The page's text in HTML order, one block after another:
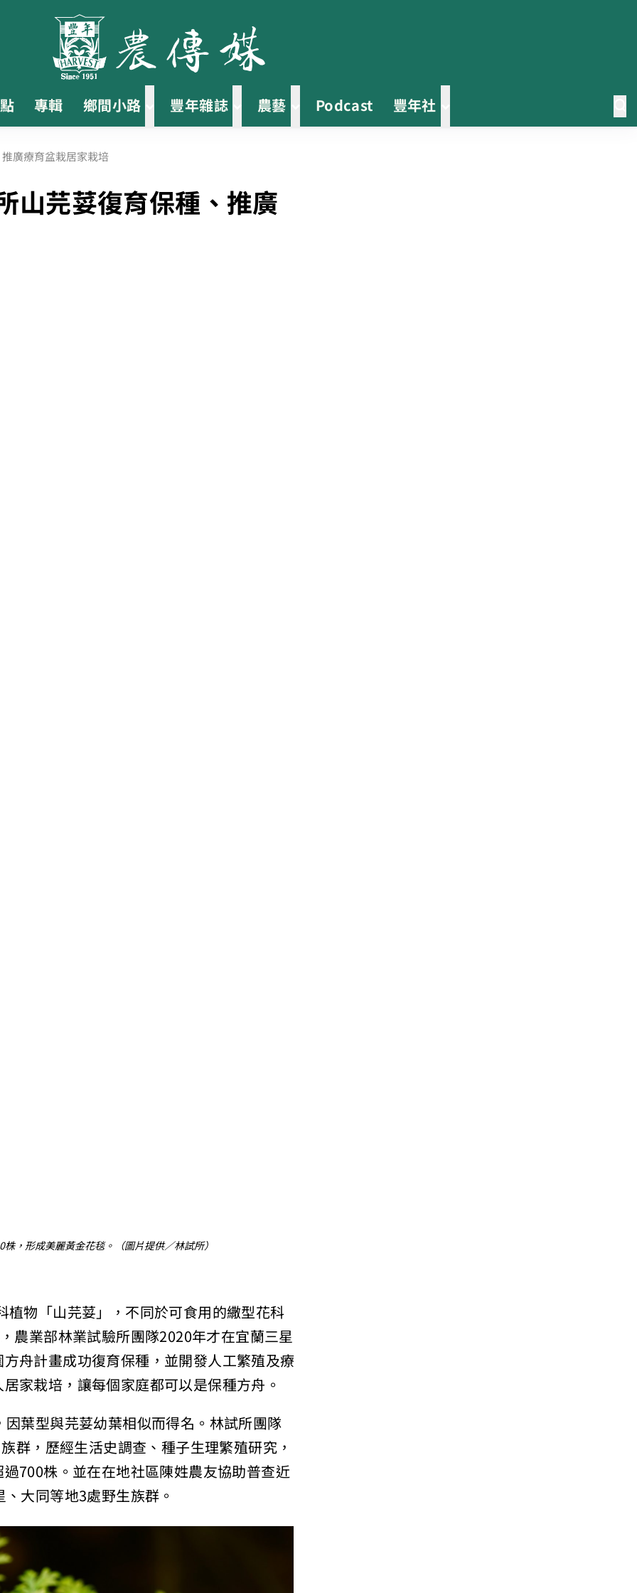
專輯 鄉間小路 豐年雜誌 農藝 Podcast 豐年社
廣療育盆栽居家栽培
芫荽復育保種、推廣
，形成美麗黃金花毯。（圖片提供／林試所）
物「山芫荽」，不同於可食用的繖型花科
農業部林業試驗所團隊2020年才在宜蘭三星
舟計畫成功復育保種，並開發人工繁殖及療
家栽培，讓每個家庭都可以是保種方舟。
葉型與芫荽幼葉相似而得名。林試所團隊
，歷經生活史調查、種子生理繁殖研究，
700株。並在在地社區陳姓農友協助普查近
大同等地3處野生族群。